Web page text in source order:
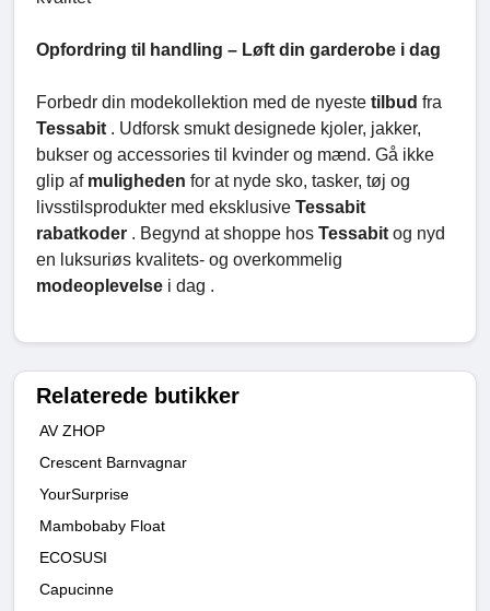
Opfordring til handling – Løft din garderobe i dag
Forbedr din modekollektion med de nyeste tilbud fra
Tessabit . Udforsk smukt designede kjoler, jakker,
bukser og accessories til kvinder og mænd. Gå ikke
glip af muligheden for at nyde sko, tasker, tøj og
livsstilsprodukter med eksklusive Tessabit
rabatkoder . Begynd at shoppe hos Tessabit og nyd
en luksuriøs kvalitets- og overkommelig
modeoplevelse i dag .
Relaterede butikker
AV ZHOP
Crescent Barnvagnar
YourSurprise
Mambobaby Float
ECOSUSI
Capucinne